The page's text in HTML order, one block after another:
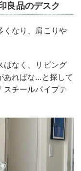
良品のデスク
くなり、肩こりや
はなく、リビング
あればな…と探して
スチールパイプテ